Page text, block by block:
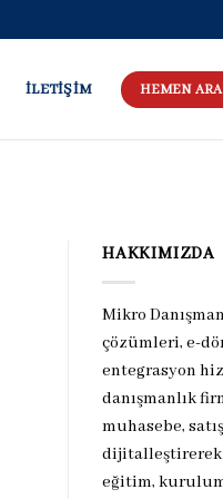
İLETİŞİM HEMEN
HAKKIMIZDA
Mikro
çözümleri, e-
entegrasyon
danışmanlık
muhasebe,
dijitalleştirerek
eğitim,